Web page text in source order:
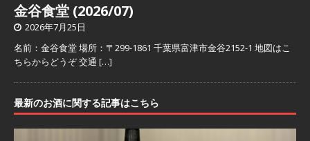
金谷食堂 (2026/07)
2026年7月25日
名前：金谷食堂 場所：〒299-1861 千葉県富津市金谷2152-1 地図はこ
ちらからどうぞ 交通 […]
最新のお酒に関する記事はこちら